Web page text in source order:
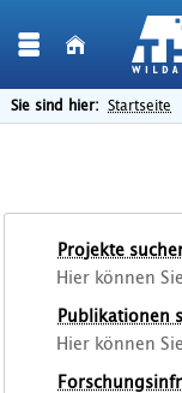
Sie sind hier: Startseite
Projekte
Hier können
Publikationen
Hier können